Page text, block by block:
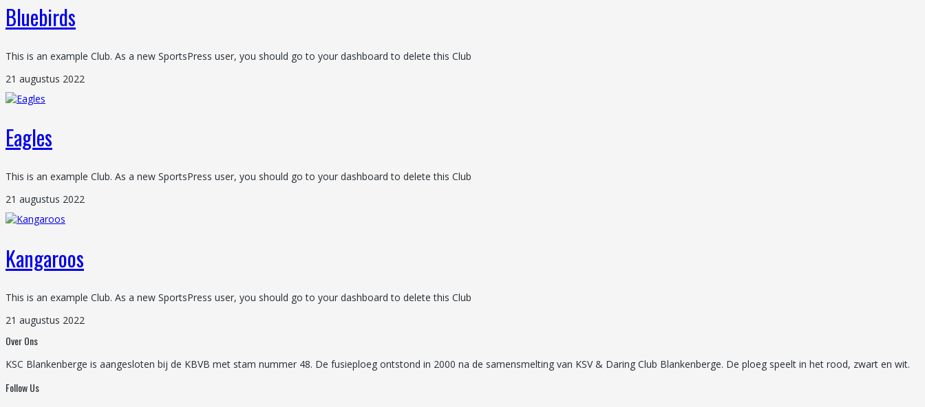
Bluebirds
This is an example Club. As a new SportsPress user, you should go to your dashboard to delete this Club
21 augustus 2022
Eagles
This is an example Club. As a new SportsPress user, you should go to your dashboard to delete this Club
21 augustus 2022
Kangaroos
This is an example Club. As a new SportsPress user, you should go to your dashboard to delete this Club
21 augustus 2022
Over Ons
KSC Blankenberge is aangesloten bij de KBVB met stam nummer 48. De fusieploeg ontstond in 2000 na de samensmelting van KSV & Daring Club Blankenberge. De ploeg speelt in het rood, zwart en wit.
Follow Us